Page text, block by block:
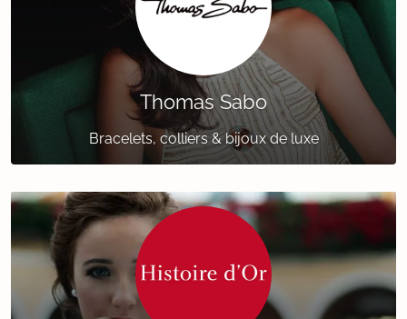
Thomas Sabo
Bracelets, colliers & bijoux de luxe